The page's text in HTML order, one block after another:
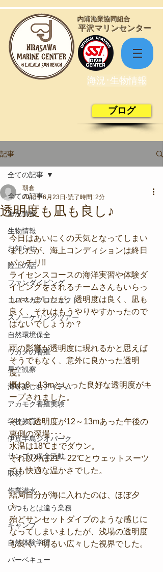
​平沢マリンセンター
​内浦漁業協同組合
海況･生物情報
ブログ
記事
全ての記事
海況情報
生物情報
お知らせ
陸上の話
ファンダイビング
コロマガプロジェクト
スノーケリングツアー
自然環境保全
ワカメの養殖
星空観察
海を楽しむアイテム
アカモク養殖実験
学校教育
伊豆半島ジオパーク
サンゴの保全活動
取材
作業潜水
いつもとは違う業務
キャンプ
自然体験学習
バーベキュー
全ての記事
透明度も凪も良し♪
朝倉
2018年6月23日 読了時間: 2分
今日はあいにくの天気となってしまい
ましたが、海上コンディションは終日
バッチリ!!
ライセンスコースの海洋実習や体験ダ
イビングをされるチームさんもいらっ
しゃいましたが、透明度は良く、凪も
良く、それはもうやりやすかったので
はないでしょうか？
雨の影響が透明度に現れるかと思えば
そうでもなく、意外に良かった透明
度。
概ね8～13mといった良好な透明度がキ
ープされました。
そして透明度が12～13mあった午後の
東側の深場･･･。
水温は18℃までダウン。
それ以外は21～22℃とウェットスーツ
でも快適な温かさでした。
結局自分が海に入れたのは、ほぼ夕
方。
殆どサンセットダイブのような感じに
なってしまいましたが、浅場の透明度
も良く、明るい広々した視界でした。